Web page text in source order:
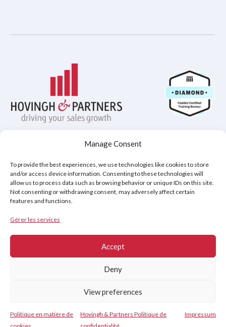
Manage Consent
To provide the best experiences, we use technologies like cookies to store
and/or access device information. Consenting to these technologies will
allow us to process data such as browsing behavior or unique IDs on this site.
Not consenting or withdrawing consent, may adversely affect certain
features and functions.
Gérer les services
Accept
Deny
View preferences
Politique en matière de
Hovingh & Partners Politique de
Impressum
Avis de non-responsabilité
Cookies (UE)
Copyright © 2026
Programmes de Négociation
Contact